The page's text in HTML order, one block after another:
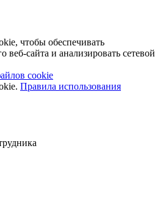
чтобы обеспечивать
веб-сайта и анализировать сетевой
cookie
Правила использования